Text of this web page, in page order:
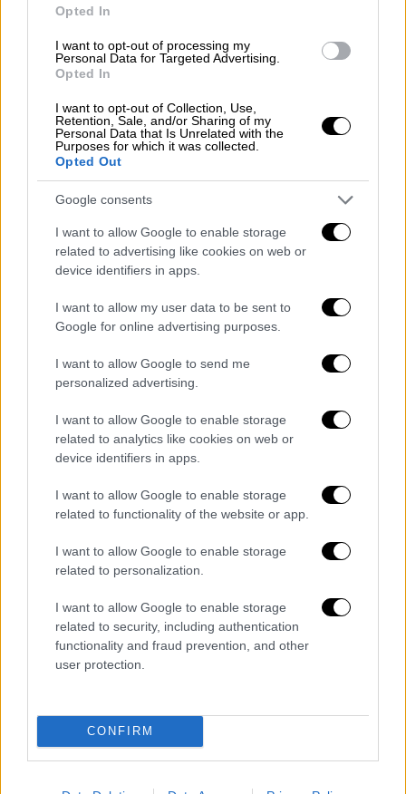
Opted In
I want to opt-out of processing my
Personal Data for Targeted Advertising.
Opted In
I want to opt-out of Collection, Use,
Retention, Sale, and/or Sharing of my
Personal Data that Is Unrelated with the
Purposes for which it was collected.
Opted Out
Google consents
I want to allow Google to enable storage
related to advertising like cookies on web or
device identifiers in apps.
I want to allow my user data to be sent to
Google for online advertising purposes.
I want to allow Google to send me
personalized advertising.
I want to allow Google to enable storage
related to analytics like cookies on web or
device identifiers in apps.
I want to allow Google to enable storage
related to functionality of the website or app.
I want to allow Google to enable storage
related to personalization.
I want to allow Google to enable storage
related to security, including authentication
functionality and fraud prevention, and other
user protection.
CONFIRM
Οι κινήσεις της κυβέρνησης για τα
ντοκουμέντα
Την ίδια στιγμή, στελέχη του
Πολιτισμού
έχουνήδη έρθει σε επαφή με
τον κάτοχο των φωτογραφιών που ανέβασε
τα ντοκουμέντα στο ebay και μέσα στις
επόμενες ημέρες θα μεταβούν στη Γάνδη,
ώστε να αποτιμήσουν την αυθεντικότητα,
συλλογής.
Εφόσον τεκμηριωθούν η
νόμιμη προέλευση, το υπουργείο θα
προχωρήσει άμεσα, μέσω της κατάλληλης
νομικής οδού, στις απαραίτητες ενέργειες
για την απόκτησή τους. Παράλληλα, ο
πρόεδρος της Βουλής,
την Πέμπτη (19/2) αναμένεται να
ζητήσει
εξουσιοδότηση από τη Διάσκεψη των
Προέδρων, ώστε αν δεν υπάρχει κώλυμα η
Βουλή «να προσπαθήσει να πάρει τις
φωτογραφίες».
Το ΚΚΕ στη μεγάλη προσπάθεια της
ταυτοποίησης
Με όλες του τις δυνάμειςσυμβάλλει και το
ΚΚΕ στην προσπάθεια της ταυτοποίησης
δίνοντας διευκρινίσεις σχετικά με τα
φωτογραφίες. Όπως αναφέρει, μελετώντας
τις φωτογραφίες που είδαν το φως της
δημοσιότητας, στην πλειοψηφία τους